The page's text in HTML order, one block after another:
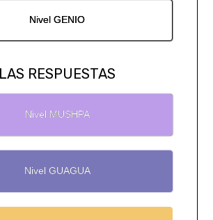
Nivel GENIO
LAS RESPUESTAS
Nivel MUSHPA
Nivel GUAGUA